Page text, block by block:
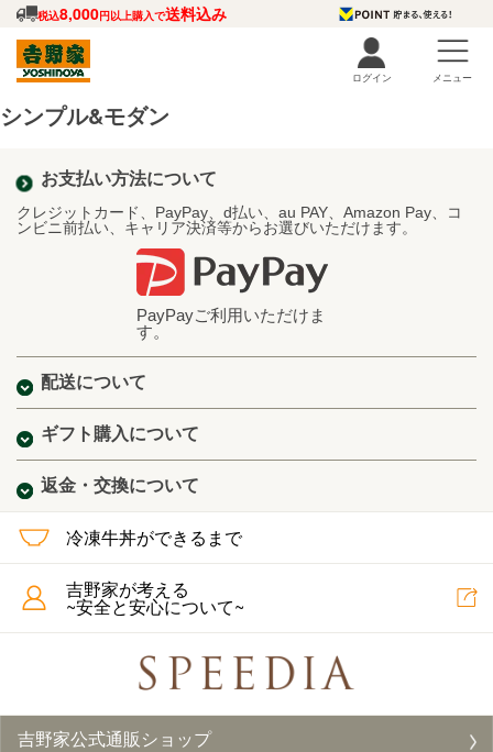
税込8,000円以上購入で送料込み
ログイン メニュー
シンプル&モダン
お支払い方法について
クレジットカード、PayPay、d払い、au PAY、Amazon Pay、コ
ンビニ前払い、キャリア決済等からお選びいただけます。
PayPayご利用いただけま
す。
配送について
ギフト購入について
返金・交換について
冷凍牛丼ができるまで
吉野家が考える
~安全と安心について~
吉野家公式通販ショップ